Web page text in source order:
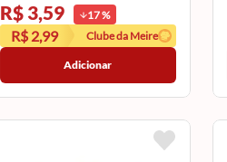
R$ 3,59 17%
R$ 2,99 Clube da Meire
Adicionar